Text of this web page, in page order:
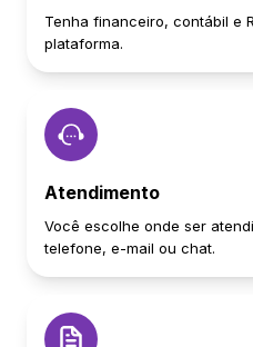
Tenha financeiro, contábil e
plataforma.
Atendimento
Você escolhe onde ser
telefone, e-mail ou chat.